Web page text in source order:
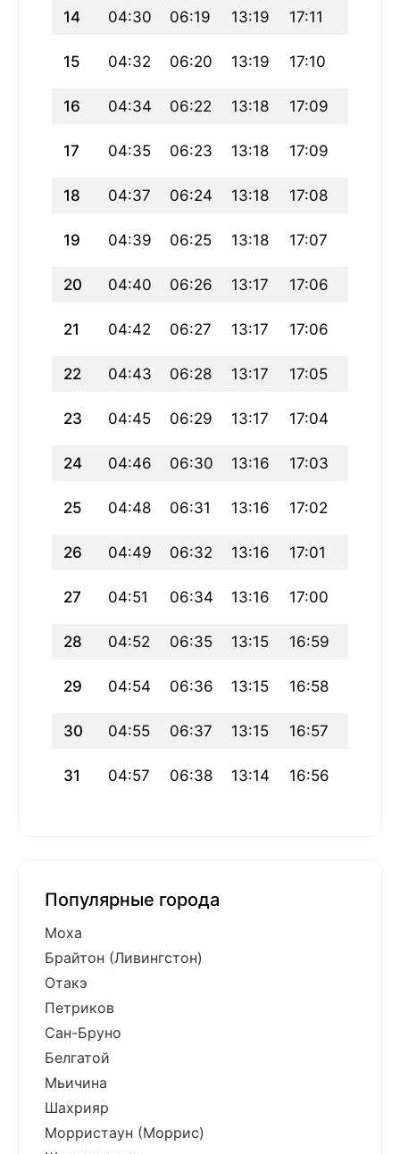
14 04:30 06:19 13:19 17:11
15 04:32 06:20 13:19 17:10
16 04:34 06:22 13:18 17:09
17 04:35 06:23 13:18 17:09
18 04:37 06:24 13:18 17:08
19 04:39 06:25 13:18 17:07
20 04:40 06:26 13:17 17:06
21 04:42 06:27 13:17 17:06
22 04:43 06:28 13:17 17:05
23 04:45 06:29 13:17 17:04
24 04:46 06:30 13:16 17:03
25 04:48 06:31 13:16 17:02
26 04:49 06:32 13:16 17:01
27 04:51 06:34 13:16 17:00
28 04:52 06:35 13:15 16:59
29 04:54 06:36 13:15 16:58
30 04:55 06:37 13:15 16:57
31 04:57 06:38 13:14 16:56
Популярные города
Моха
Брайтон (Ливингстон)
Отакэ
Петриков
Сан-Бруно
Белгатой
Мьичина
Шахрияр
Морристаун (Моррис)